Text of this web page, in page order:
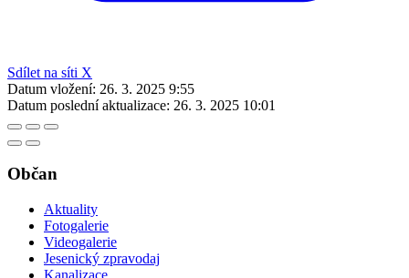
Sdílet na síti X
Datum vložení: 26. 3. 2025 9:55
Datum poslední aktualizace: 26. 3. 2025 10:01
Občan
Aktuality
Fotogalerie
Videogalerie
Jesenický zpravodaj
Kanalizace